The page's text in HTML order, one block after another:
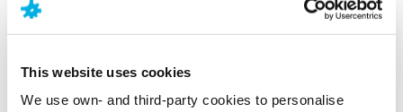
This website uses cookies
We use own- and third-party cookies to personalise
Le PANDAS survient de manière soudaine, les
symptômes semblant apparaître du jour au
l’enfant.